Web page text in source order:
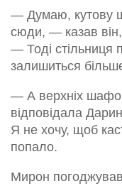
— Думаю, кутову
сюди, — казав
— Тоді стільниця
залишиться
— А верхніх
відповідала
Я не хочу, щоб
попало.
Мирон